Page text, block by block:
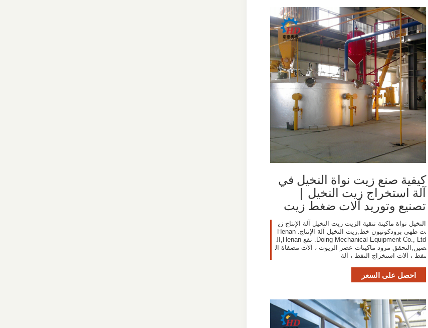
كيفية صنع زيت نواة النخيل في
آلة استخراج زيت النخيل |
تصنيع وتوريد آلات ضغط زيت
النخيل نواة ماكينة تنقية الزيت زيت النخيل آلة الإنتاج زي
ت طهي برودكوتيون خط,زيت النخيل آلة الإنتاج. Henan
Doing Mechanical Equipment Co., Ltd. تقع Henan,ال
صين,التحقق مزود ماكينات عصر الزيوت ، آلات مصفاة ال
نفط ، آلات استخراج النفط ، آلة
احصل على السعر